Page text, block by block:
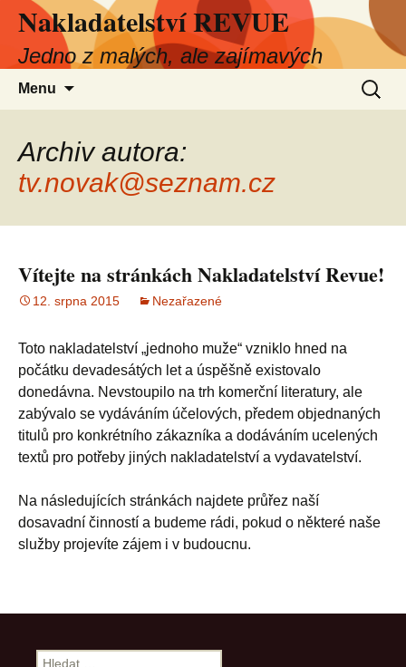
obsahu
Nakladatelství REVUE
Jedno z malých, ale zajímavých
Menu
Archiv autora:
tv.novak@seznam.cz
Vítejte na stránkách Nakladatelství Revue!
12. srpna 2015 Nezařazené
Toto nakladatelství „jednoho muže“ vzniklo hned na
počátku devadesátých let a úspěšně existovalo
donedávna. Nevstoupilo na trh komerční literatury, ale
zabývalo se vydáváním účelových, předem objednaných
titulů pro konkrétního zákazníka a dodáváním ucelených
textů pro potřeby jiných nakladatelství a vydavatelství.
Na následujících stránkách najdete průřez naší
dosavadní činností a budeme rádi, pokud o některé naše
služby projevíte zájem i v budoucnu.
Vyhledávání